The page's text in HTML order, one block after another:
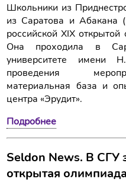
Школьники из
из Саратова и Абакана
российской XIX
Она проходила в
университете имени
проведения
материальная база и
центра «Эрудит».
Подробнее
Seldon News. В СГУ
открытая